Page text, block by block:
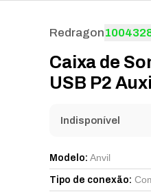
Redragon
Caixa de
USB P2
Indisponível
Modelo: Anvil
Tipo de conexão: